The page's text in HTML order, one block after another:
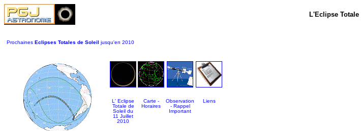
L'Eclipse
Prochaines Eclipses Totales de Soleil jusqu'en 2010
L' Eclipse
Totale de
Soleil du
11 Juillet
2010
Carte -
Horaires
Observation
- Rappel
Important
Liens